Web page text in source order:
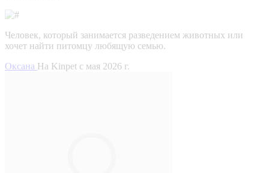
Человек, который занимается разведением животных или
хочет найти питомцу любящую семью.
Оксана На Kinpet c мая 2026 г.